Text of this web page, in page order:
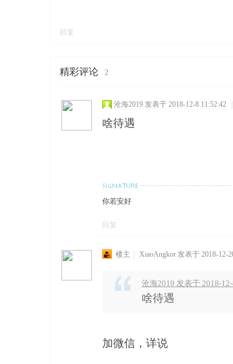
回复
精彩评论 2
沧海2019 发表于 2018-12-8 11:52:42
啥待遇
你若安好
回复
楼主 XiaoAngkor 发表于 2018-12-
沧海2019 发表于 2018-
啥待遇
加微信，详说